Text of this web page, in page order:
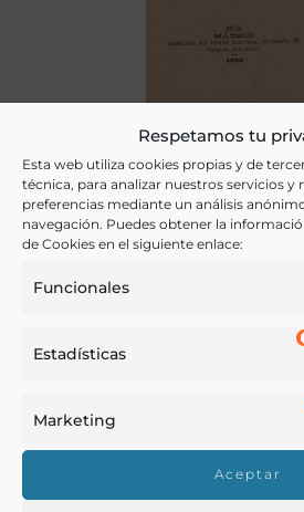
Respetamos tu
Esta web utiliza cookies propias y de
técnica, para analizar nuestros servicios y
preferencias mediante un análisis
navegación. Puedes obtener la
de Cookies en el siguiente enlace:
Funcionales
Estadísticas
Marketing
Aceptar
En Argelia : recuerdos
Servet, José María
Madrid - 1890
Real Academia de
Trabajamos para difundir y